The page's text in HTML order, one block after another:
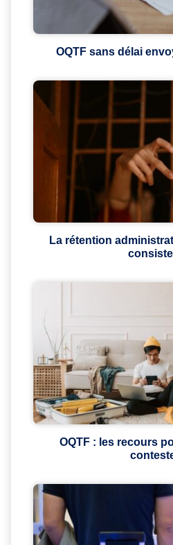
OQTF sans délai
La rétention
OQTF : les recours